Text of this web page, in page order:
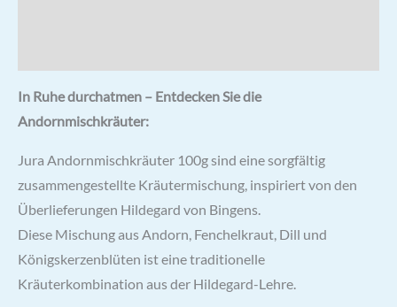
In Ruhe durchatmen – Entdecken Sie die
Andornmischkräuter:
Jura Andornmischkräuter 100g sind eine sorgfältig
zusammengestellte Kräutermischung, inspiriert von den
Überlieferungen Hildegard von Bingens.
Diese Mischung aus Andorn, Fenchelkraut, Dill und
Königskerzenblüten ist eine traditionelle
Kräuterkombination aus der Hildegard-Lehre.